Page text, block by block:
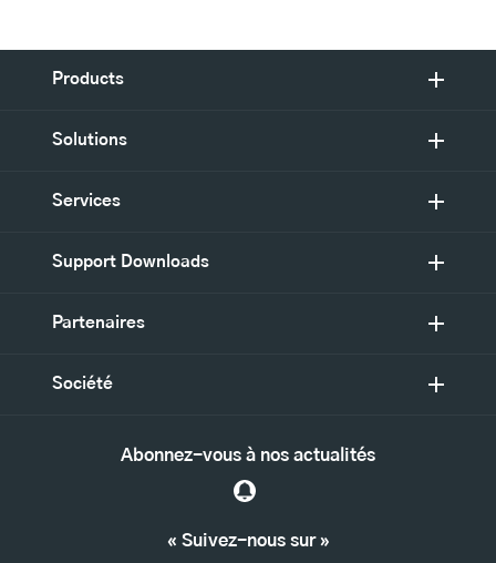
Products
Solutions
Services
Support Downloads
Partenaires
Société
« Suivez-nous sur »
Abonnez-vous à nos actualités